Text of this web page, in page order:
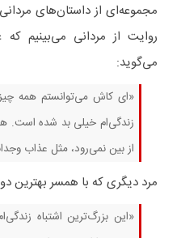
مجموعه‌ای از داستان‌های
روایت از مردانی می‌بینیم
می‌گوید:
«ای کاش می‌توانستم همه
زندگی‌ام خیلی بد شده است.
از بین نمی‌رود، مثل عذاب
مرد دیگری که با همسر بهترین
«این بزرگ‌ترین اشتباه